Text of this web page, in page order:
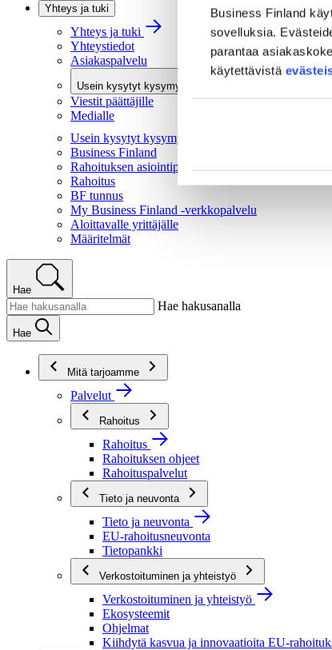
Business Finland
sovelluksia.
parantaa
käytettävistä
Yhteys ja tuki
Yhteys ja tuki
Yhteystiedot
Asiakaspalvelu
Usein kysytyt kysymykset
Viestit päättäjille
Medialle
Usein kysytyt kysymykset
Business Finland
Rahoituksen asiointipalvelu
Rahoitus
BF tunnus
My Business Finland -verkkopalvelu
Aloittavalle yrittäjälle
Määritelmät
Hae
Hae hakusanalla
Hae
Mitä tarjoamme
Palvelut
Rahoitus
Rahoitus
Rahoituksen ohjeet
Rahoituspalvelut
Tieto ja neuvonta
Tieto ja neuvonta
EU-rahoitusneuvonta
Tietopankki
Verkostoituminen ja yhteistyö
Verkostoituminen ja yhteistyö
Ekosysteemit
Ohjelmat
Kiihdytä kasvua ja innovaatioita EU-